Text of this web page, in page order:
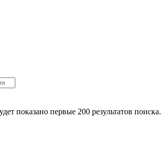
показано первые 200 результатов поиска.